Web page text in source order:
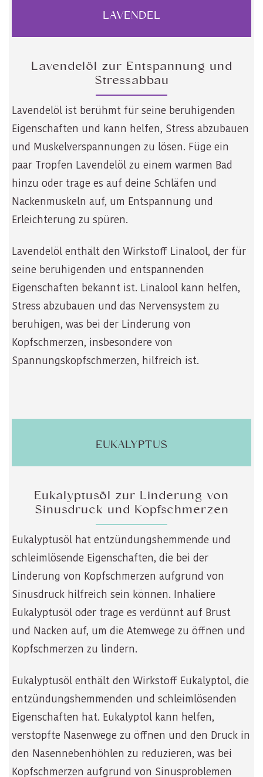
LAVENDEL
Lavendelöl zur Entspannung und
Stressabbau
Lavendelöl ist berühmt für seine beruhigenden
Eigenschaften und kann helfen, Stress abzubauen
und Muskelverspannungen zu lösen. Füge ein
paar Tropfen Lavendelöl zu einem warmen Bad
hinzu oder trage es auf deine Schläfen und
Nackenmuskeln auf, um Entspannung und
Erleichterung zu spüren.
Lavendelöl enthält den Wirkstoff Linalool, der für
seine beruhigenden und entspannenden
Eigenschaften bekannt ist. Linalool kann helfen,
Stress abzubauen und das Nervensystem zu
beruhigen, was bei der Linderung von
Kopfschmerzen, insbesondere von
Spannungskopfschmerzen, hilfreich ist.
EUKALYPTUS
Eukalyptusöl zur Linderung von
Sinusdruck und Kopfschmerzen
Eukalyptusöl hat entzündungshemmende und
schleimlösende Eigenschaften, die bei der
Linderung von Kopfschmerzen aufgrund von
Sinusdruck hilfreich sein können. Inhaliere
Eukalyptusöl oder trage es verdünnt auf Brust
und Nacken auf, um die Atemwege zu öffnen und
Kopfschmerzen zu lindern.
Eukalyptusöl enthält den Wirkstoff Eukalyptol, die
entzündungshemmenden und schleimlösenden
Eigenschaften hat. Eukalyptol kann helfen,
verstopfte Nasenwege zu öffnen und den Druck in
den Nasennebenhöhlen zu reduzieren, was bei
Kopfschmerzen aufgrund von Sinusproblemen